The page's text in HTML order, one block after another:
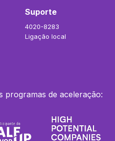
Suporte
4020-8283
Ligação local
programas de aceleração: